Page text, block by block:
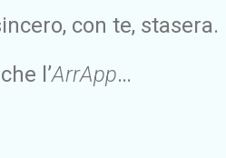
con te, stasera.
l’ArrApp…